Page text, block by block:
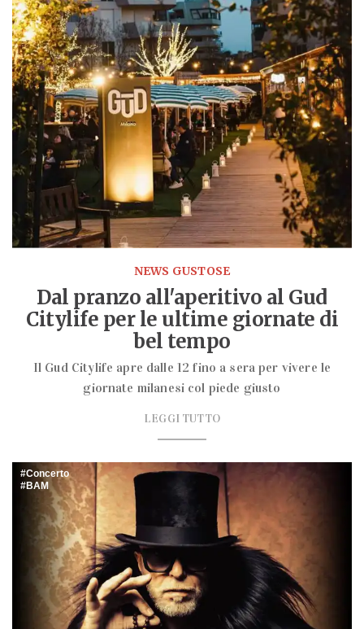
NEWS GUSTOSE
Dal pranzo all'aperitivo al Gud
Citylife per le ultime giornate di
bel tempo
Il Gud Citylife apre dalle 12 fino a sera per vivere le
giornate milanesi col piede giusto
LEGGI TUTTO
Concerto
BAM